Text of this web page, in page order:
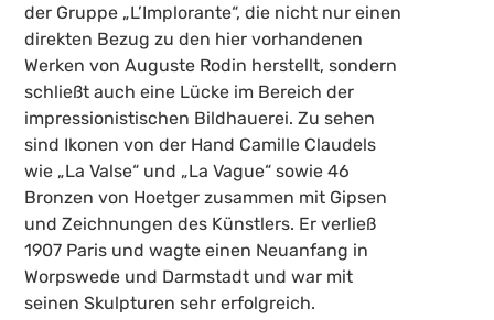
der Gruppe „L’Implorante“, die nicht nur einen
direkten Bezug zu den hier vorhandenen
Werken von Auguste Rodin herstellt, sondern
schließt auch eine Lücke im Bereich der
impressionistischen Bildhauerei. Zu sehen
sind Ikonen von der Hand Camille Claudels
wie „La Valse“ und „La Vague“ sowie 46
Bronzen von Hoetger zusammen mit Gipsen
und Zeichnungen des Künstlers. Er verließ
1907 Paris und wagte einen Neuanfang in
Worpswede und Darmstadt und war mit
seinen Skulpturen sehr erfolgreich.